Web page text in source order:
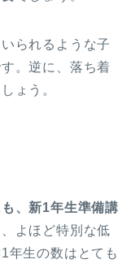
られるような子
。逆に、落ち着
ょう。
、新1年生準備講
よほど特別な低
年生の数はとても